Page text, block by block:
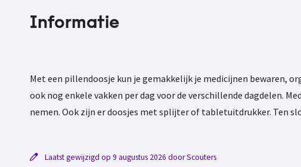
Informatie
Met een pillendoosje kun je gemakkelijk je medicijnen bewaren,
ook nog enkele vakken per dag voor de verschillende dagdelen.
nemen. Ook zijn er doosjes met splijter of tabletuitdrukker. Ten
Laatst gewijzigd op 9 augustus 2026 door Scouters